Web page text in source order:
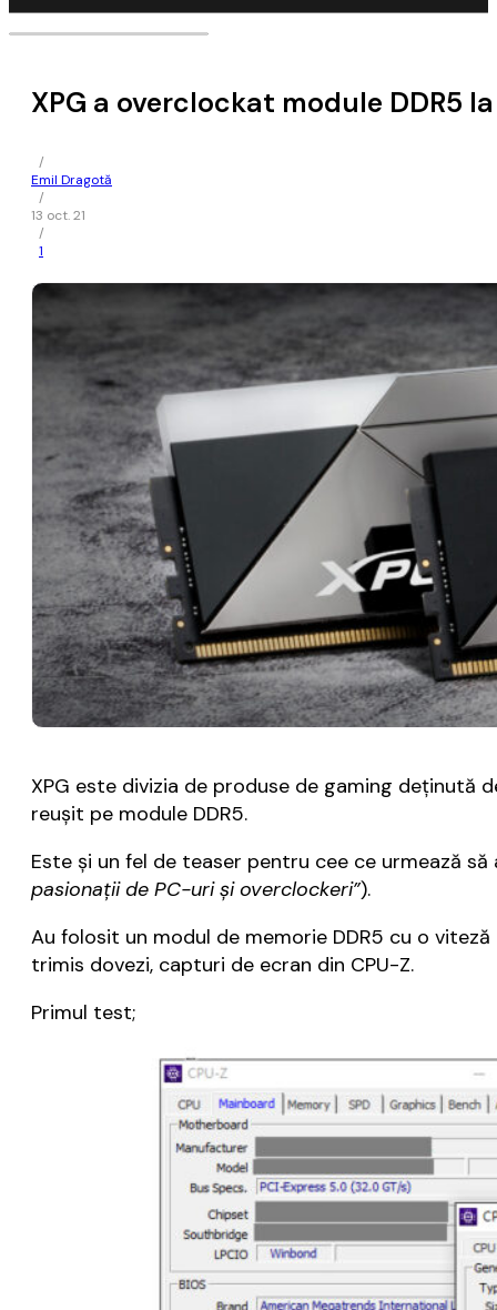
XPG a overclockat module DDR5 la
/
Emil Dragotă
/
13 oct. 21
/
1
XPG este divizia de produse de gaming deținută
reușit pe module DDR5.
Este și un fel de teaser pentru cee ce urmează
pasionații de PC-uri și overclockeri”).
Au folosit un modul de memorie DDR5 cu o
trimis dovezi, capturi de ecran din CPU-Z.
Primul test;